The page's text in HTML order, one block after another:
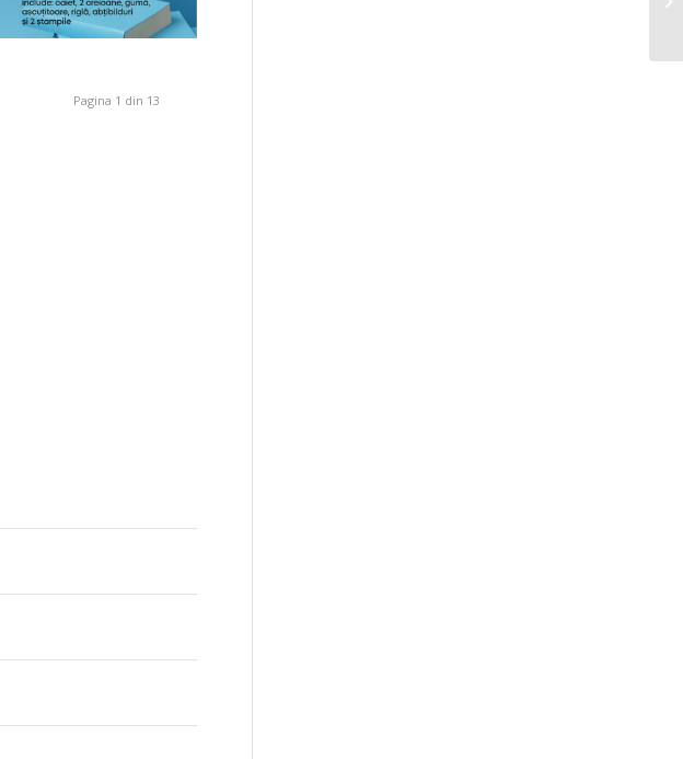
Pagina 1 din 13